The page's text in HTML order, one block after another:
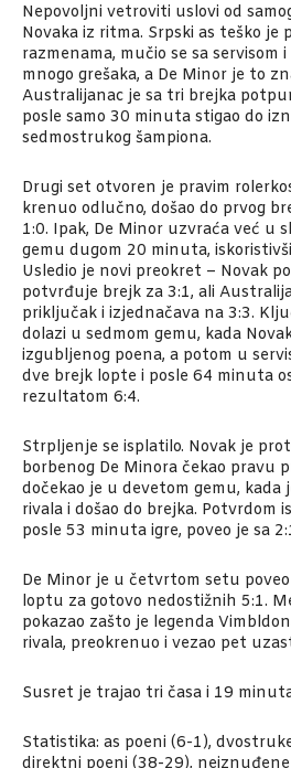
Nepovoljni vetroviti uslovi od
Novaka iz ritma. Srpski as teško je
razmenama, mučio se sa servisom
mnogo grešaka, a De Minor je to
Australijanac je sa tri brejka
posle samo 30 minuta stigao do
sedmostrukog šampiona.
Drugi set otvoren je pravim
krenuo odlučno, došao do prvog
1:0. Ipak, De Minor uzvraća već u
gemu dugom 20 minuta,
Usledio je novi preokret – Novak
potvrđuje brejk za 3:1, ali
priključak i izjednačava na 3:3.
dolazi u sedmom gemu, kada
izgubljenog poena, a potom u
dve brejk lopte i posle 64 minuta
rezultatom 6:4.
Strpljenje se isplatilo. Novak je
borbenog De Minora čekao pravu
dočekao je u devetom gemu, kada
rivala i došao do brejka. Potvrdom
posle 53 minuta igre, poveo je sa
De Minor je u četvrtom setu
loptu za gotovo nedostižnih 5:1.
pokazao zašto je legenda
rivala, preokrenuo i vezao pet
Susret je trajao tri časa i 19
Statistika: as poeni (6-1),